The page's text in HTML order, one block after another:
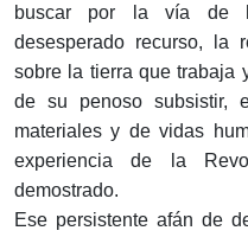
buscar por la vía de
desesperado recurso, la
sobre la tierra que trabaja
de su penoso subsistir,
materiales y de vidas
experiencia de la
demostrado.
Ese persistente afán de